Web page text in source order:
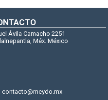
Ávila Camacho 2251
Méx. México
contacto@meydo.mx